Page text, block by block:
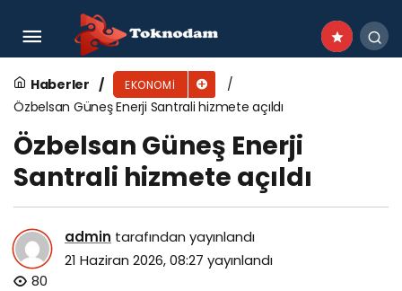
Haberler EKONOMI
Özbelsan Güneş Enerji Santrali hizmete açıldı
Özbelsan Güneş Enerji
Santrali hizmete açıldı
admin tarafından yayınlandı
21 Haziran 2026, 08:27 yayınlandı
80
Vahide Kurttaş Uzak Doğu lezzetlerini
Türkiye’de yeniden yorumluyor